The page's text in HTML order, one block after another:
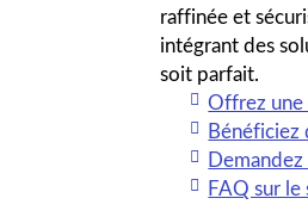
raffinée et
intégrant des
soit parfait.
Offrez une
Bénéficiez
FAQ sur le